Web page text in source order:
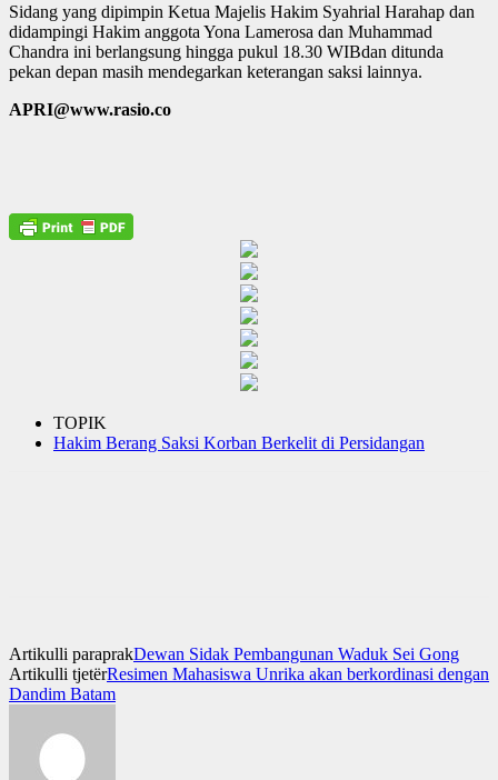
Sidang yang dipimpin Ketua Majelis Hakim Syahrial Harahap dan
didampingi Hakim anggota Yona Lamerosa dan Muhammad
Chandra ini berlangsung hingga pukul 18.30 WIBdan ditunda
pekan depan masih mendegarkan keterangan saksi lainnya.
APRI@www.rasio.co
TOPIK
Hakim Berang Saksi Korban Berkelit di Persidangan
Artikulli paraprakDewan Sidak Pembangunan Waduk Sei Gong
Artikulli tjetërResimen Mahasiswa Unrika akan berkordinasi dengan
Dandim Batam